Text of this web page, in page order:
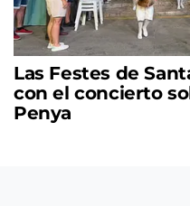
Las Festes de
con el concierto
Penya